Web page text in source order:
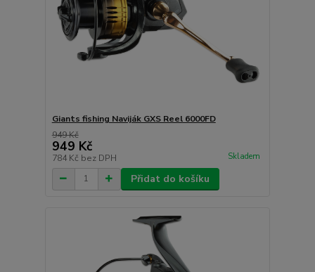
Giants fishing Naviják GXS Reel 6000FD
949 Kč
949 Kč
784 Kč bez DPH Skladem
Přidat do košíku